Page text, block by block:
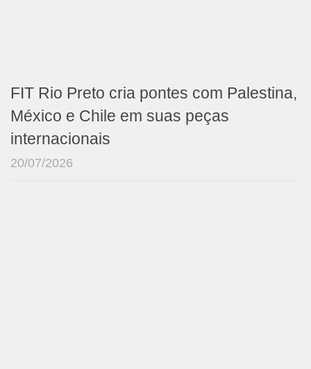
FIT Rio Preto cria pontes com Palestina,
México e Chile em suas peças
internacionais
20/07/2026